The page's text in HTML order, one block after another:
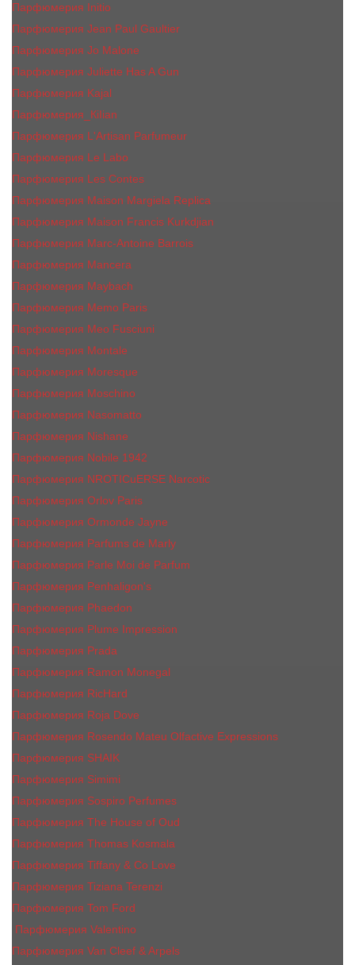
Парфюмерия Initio
Парфюмерия Jean Paul Gaultier
Парфюмерия Jо Malоnе
Парфюмерия Juliette Has A Gun
Парфюмерия Kajal
Парфюмерия_КiIiаn
Парфюмерия L'Artisan Parfumeur
Парфюмерия Le Labo
Парфюмерия Les Contes
Парфюмерия Maison Margiela Replica
Парфюмерия Maison Francis Kurkdjian
Парфюмерия Marc-Antoine Barrois
Парфюмерия Mancera
Парфюмерия Maybach
Парфюмерия Memo Paris
Парфюмерия Meo Fusciuni
Парфюмерия Montale
Парфюмерия Moresque
Парфюмерия Moschino
Парфюмерия Nasomatto
Парфюмерия Nishane
Парфюмерия Nobile 1942
Парфюмерия NROTICuERSE Narcotic
Парфюмерия Orlov Paris
Парфюмерия Ormonde Jayne
Парфюмерия Parfums de Marly
Парфюмерия Parle Moi de Parfum
Парфюмерия Penhaligon's
Парфюмерия Phaedon
Парфюмерия Plume Impression
Парфюмерия Prada
Парфюмерия Ramon Monegal
Парфюмерия RicHard
Парфюмерия Roja Dove
Парфюмерия Rosendo Mateu Olfactive Expressions
Парфюмерия SHAIK
Парфюмерия Simimi
Парфюмерия Sospiro Perfumes
Парфюмерия The House of Oud
Парфюмерия Thomas Kosmala
Парфюмерия Tiffany & Co Love
Парфюмерия Tiziana Terenzi
Парфюмерия Tom Ford
Парфюмерия Valentino
Парфюмерия Van Cleef & Arpels